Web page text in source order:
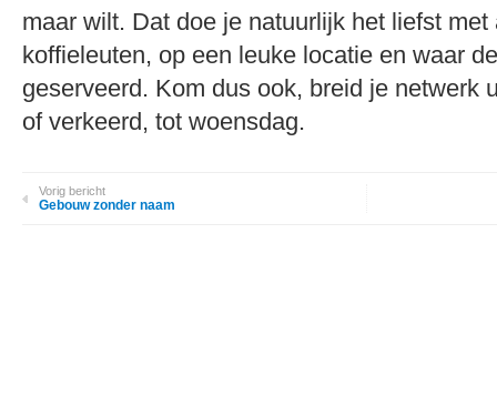
maar wilt. Dat doe je natuurlijk het liefst met
koffieleuten, op een leuke locatie en waar
geserveerd. Kom dus ook, breid je netwerk
of verkeerd, tot woensdag.
Vorig bericht
Gebouw zonder naam